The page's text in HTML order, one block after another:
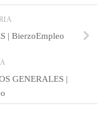
| BierzoEmpleo
GENERALES |